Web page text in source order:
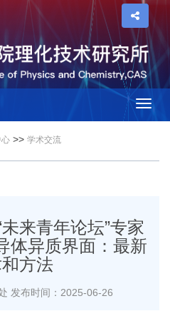
心 >> 学术交流
来青年论坛”专家
体异质界面：最新
方法
发布时间：2025-06-26